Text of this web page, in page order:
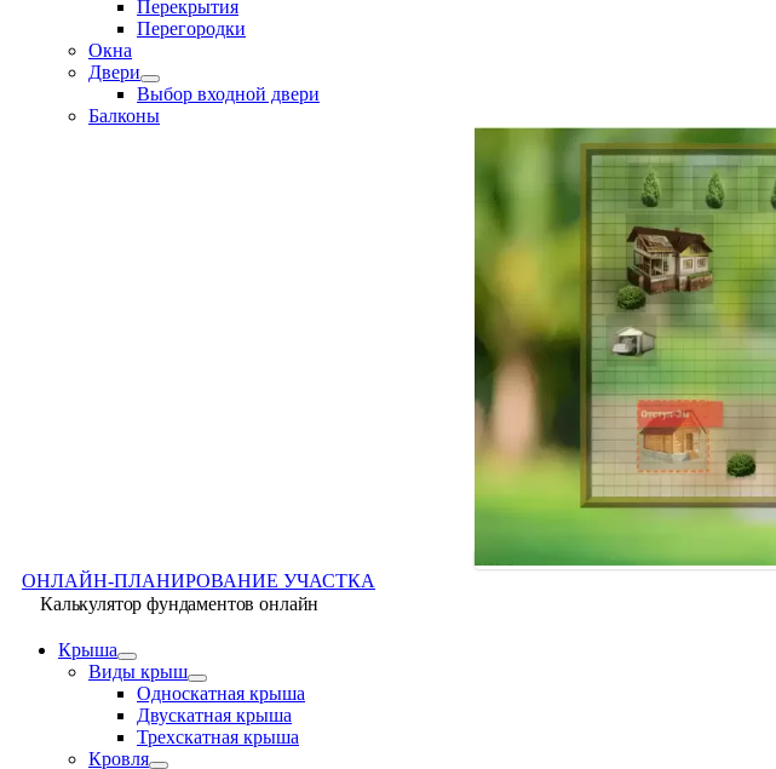
Перекрытия
Перегородки
Окна
Двери
Выбор входной двери
Балконы
ОНЛАЙН-ПЛАНИРОВАНИЕ УЧАСТКА
Калькулятор фундаментов онлайн
Крыша
Виды крыш
Односкатная крыша
Двускатная крыша
Трехскатная крыша
Кровля